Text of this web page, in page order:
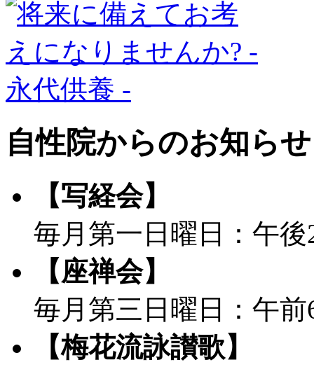
自性院からのお知らせ
【写経会】
毎月第一日曜日：午
【座禅会】
毎月第三日曜日：午
【梅花流詠讃歌】